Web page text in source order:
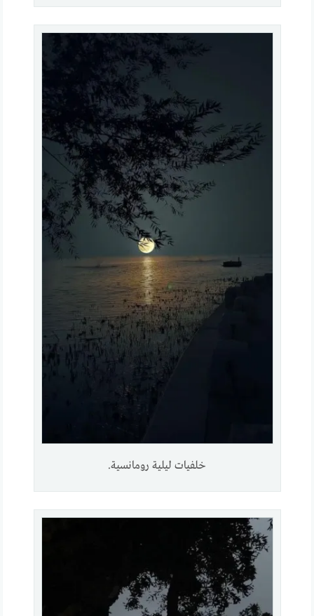
خلفيات ليلية رومانسية.